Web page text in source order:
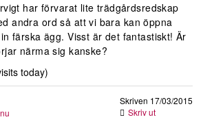
har förvarat lite trädgårdsredskap
andra ord så att vi bara kan öppna
färska ägg. Visst är det fantastiskt! Är
närma sig kanske?
today)
Skriven 17/03/2015
Skriv ut